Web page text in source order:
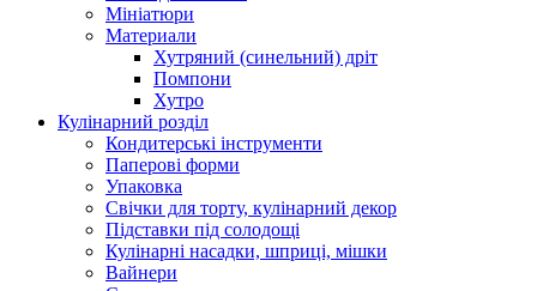
Мініатюри
Материали
Хутряний (синельний) дріт
Помпони
Хутро
Кулінарний розділ
Кондитерські інструменти
Паперові форми
Упаковка
Свічки для торту, кулінарний декор
Підставки під солодощі
Кулінарні насадки, шприці, мішки
Вайнери